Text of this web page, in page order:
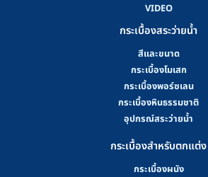
VIDEO
กระเบื้องสระว่ายน้ำ
สีและขนาด
กระเบื้องโมเสก
กระเบื้องพอร์ซเลน
กระเบื้องหินธรรมชาติ
อุปกรณ์สระว่ายน้ำ
กระเบื้องสำหรับตกแต่ง
กระเบื้องผนัง